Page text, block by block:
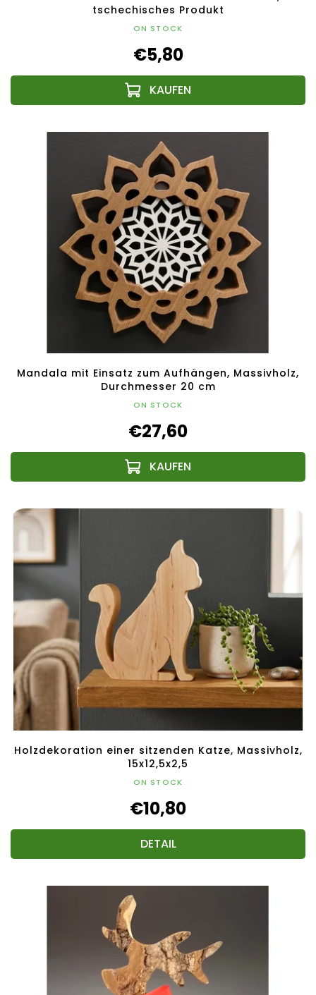
tschechisches Produkt
ON STOCK
€5,80
Mandala mit Einsatz zum Aufhängen, Massivholz,
Durchmesser 20 cm
ON STOCK
€27,60
Holzdekoration einer sitzenden Katze, Massivholz,
15x12,5x2,5
ON STOCK
€10,80
DETAIL